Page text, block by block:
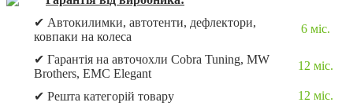
✔ Автокилимки, автотенти, дефлектори,
ковпаки на колеса
6 міс.
✔ Гарантія на авточохли Cobra Tuning, MW
Brothers, EMC Elegant
12 міс.
✔ Решта категорій товару
12 міс.